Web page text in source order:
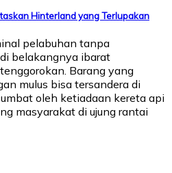
Hinterland yang Terlupakan
pelabuhan tanpa
belakangnya ibarat
Barang yang
mulus bisa tersandera di
oleh ketiadaan kereta api
masyarakat di ujung rantai